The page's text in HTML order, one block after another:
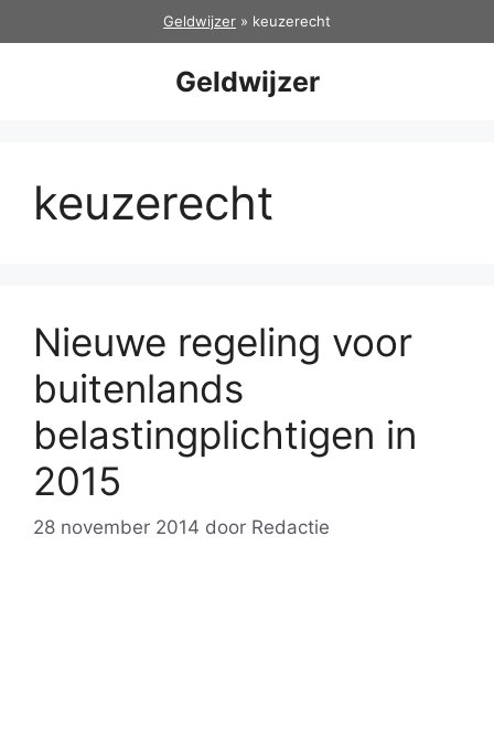
naar
Geldwijzer » keuzerecht
Geldwijzer
keuzerecht
Nieuwe regeling voor
buitenlands
belastingplichtigen in
2015
28 november 2014 door Redactie